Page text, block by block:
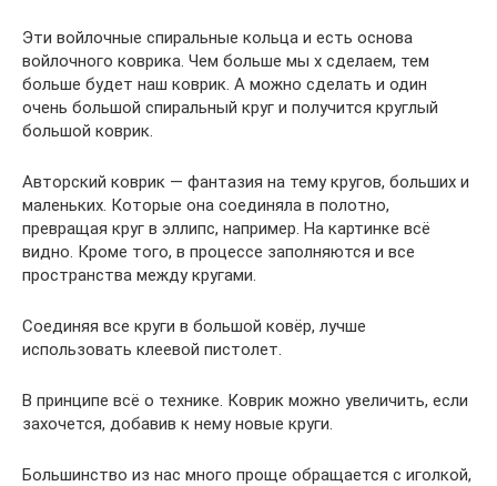
Эти войлочные спиральные кольца и есть основа
войлочного коврика. Чем больше мы х сделаем, тем
больше будет наш коврик. А можно сделать и один
очень большой спиральный круг и получится круглый
большой коврик.
Авторский коврик — фантазия на тему кругов, больших и
маленьких. Которые она соединяла в полотно,
превращая круг в эллипс, например. На картинке всё
видно. Кроме того, в процессе заполняются и все
пространства между кругами.
Соединяя все круги в большой ковёр, лучше
использовать клеевой пистолет.
В принципе всё о технике. Коврик можно увеличить, если
захочется, добавив к нему новые круги.
Большинство из нас много проще обращается с иголкой,